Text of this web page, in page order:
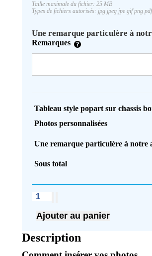
Taille maximale du fichier: 25 MB
Types de fichiers autorisés: jpg jpeg jpe gif png pdf
Une remarque particulère à
Remarques
Tableau style popart sur chassis
Photos personnalisées
Une remarque particulère à notre
Sous total
Tableau
popart
sur
chassis
Ajouter au panier
Description